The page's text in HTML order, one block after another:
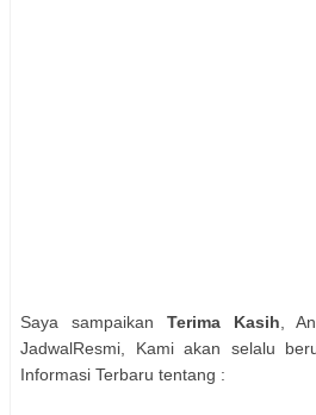
Saya sampaikan Terima Kasih ,
JadwalResmi, Kami akan selalu
Informasi Terbaru tentang :